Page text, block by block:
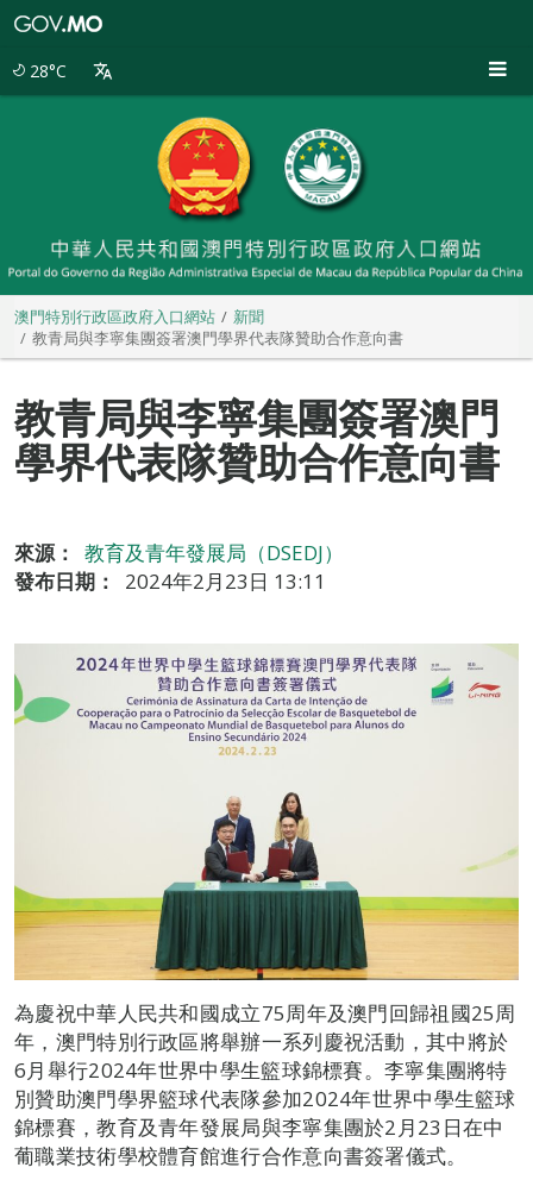
28°C
澳門特別行政區政府入口網站
新聞
教青局與李寧集團簽署澳門學界代表隊贊助合作意向書
教青局與李寧集團簽署澳門
學界代表隊贊助合作意向書
來源：
教育及青年發展局（DSEDJ）
發布日期：
2024年2月23日 13:11
為慶祝中華人民共和國成立75周年及澳門回歸祖國25周
年，澳門特別行政區將舉辦一系列慶祝活動，其中將於
6月舉行2024年世界中學生籃球錦標賽。李寧集團將特
別贊助澳門學界籃球代表隊參加2024年世界中學生籃球
錦標賽，教育及青年發展局與李寧集團於2月23日在中
葡職業技術學校體育館進行合作意向書簽署儀式。